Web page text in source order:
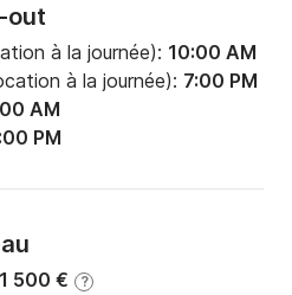
out
à la journée): 10:00 AM
à la journée): 7:00 PM
AM
PM
1 500 € ?